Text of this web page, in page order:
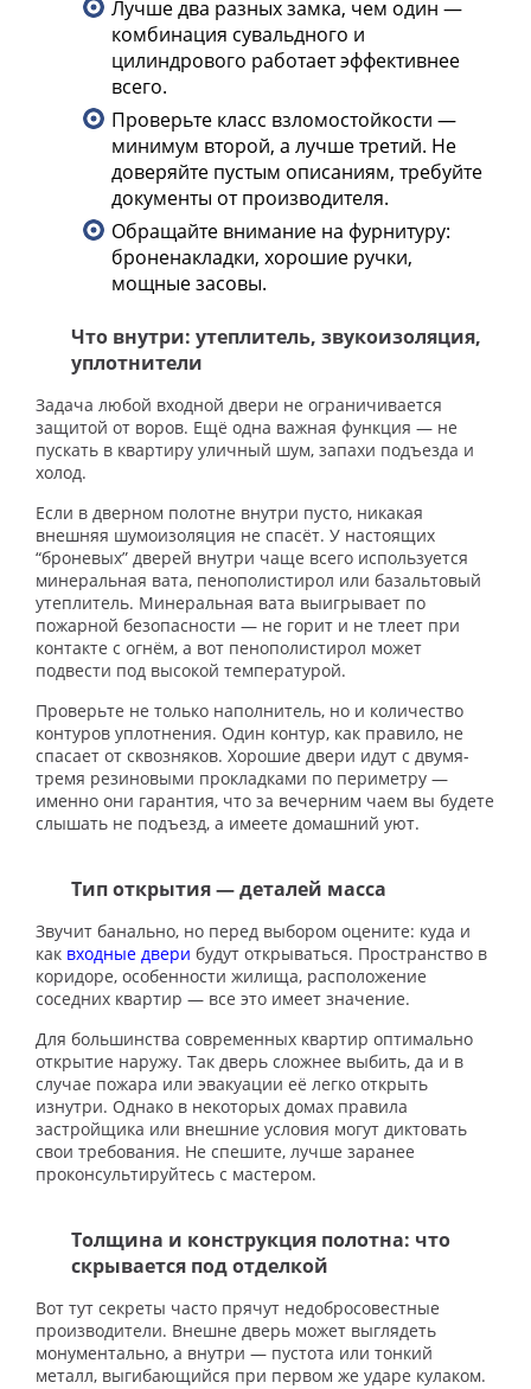
Лучше два разных замка, чем один —
комбинация сувальдного и
цилиндрового работает эффективнее
всего.
Проверьте класс взломостойкости —
минимум второй, а лучше третий. Не
доверяйте пустым описаниям, требуйте
документы от производителя.
Обращайте внимание на фурнитуру:
броненакладки, хорошие ручки,
мощные засовы.
Что внутри: утеплитель, звукоизоляция,
уплотнители
Задача любой входной двери не ограничивается
защитой от воров. Ещё одна важная функция — не
пускать в квартиру уличный шум, запахи подъезда и
холод.
Если в дверном полотне внутри пусто, никакая
внешняя шумоизоляция не спасёт. У настоящих
“броневых” дверей внутри чаще всего используется
минеральная вата, пенополистирол или базальтовый
утеплитель. Минеральная вата выигрывает по
пожарной безопасности — не горит и не тлеет при
контакте с огнём, а вот пенополистирол может
подвести под высокой температурой.
Проверьте не только наполнитель, но и количество
контуров уплотнения. Один контур, как правило, не
спасает от сквозняков. Хорошие двери идут с двумя-
тремя резиновыми прокладками по периметру —
именно они гарантия, что за вечерним чаем вы будете
слышать не подъезд, а имеете домашний уют.
Тип открытия — деталей масса
Звучит банально, но перед выбором оцените: куда и
как входные двери будут открываться. Пространство в
коридоре, особенности жилища, расположение
соседних квартир — все это имеет значение.
Для большинства современных квартир оптимально
открытие наружу. Так дверь сложнее выбить, да и в
случае пожара или эвакуации её легко открыть
изнутри. Однако в некоторых домах правила
застройщика или внешние условия могут диктовать
свои требования. Не спешите, лучше заранее
проконсультируйтесь с мастером.
Толщина и конструкция полотна: что
скрывается под отделкой
Вот тут секреты часто прячут недобросовестные
производители. Внешне дверь может выглядеть
монументально, а внутри — пустота или тонкий
металл, выгибающийся при первом же ударе кулаком.